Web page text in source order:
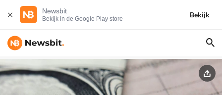
Newsbit
Bekijk in de Google Play store
Bekijk